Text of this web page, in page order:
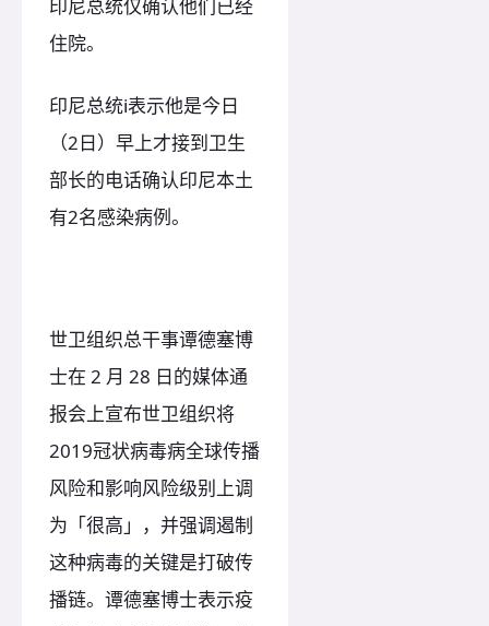
印尼总统仅确认他们已经
住院。
印尼总统i表示他是今日
（2日）早上才接到卫生
部长的电话确认印尼本土
有2名感染病例。
世卫组织总干事谭德塞博
士在 2 月 28 日的媒体通
报会上宣布世卫组织将
2019冠状病毒病全球传播
风险和影响风险级别上调
为「很高」，并强调遏制
这种病毒的关键是打破传
播链。谭德塞博士表示疫